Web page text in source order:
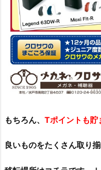
もちろん、 Tポイントも貯
良いものをたくさん取り